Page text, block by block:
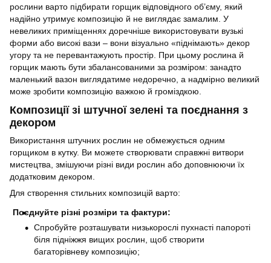
рослини варто підбирати горщик відповідного об’єму, який
надійно утримує композицію й не виглядає замалим. У
невеликих приміщеннях доречніше використовувати вузькі
форми або високі вази – вони візуально «піднімають» декор
угору та не перевантажують простір. При цьому рослина й
горщик мають бути збалансованими за розміром: занадто
маленький вазон виглядатиме недоречно, а надмірно великий
може зробити композицію важкою й громіздкою.
Композиції зі штучної зелені та поєднання з
декором
Використання штучних рослин не обмежується одним
горщиком в кутку. Ви можете створювати справжні витвори
мистецтва, змішуючи різні види рослин або доповнюючи їх
додатковим декором.
Для створення стильних композицій варто:
Поєднуйте різні розміри та фактури:
Спробуйте розташувати низькорослі пухнасті папороті
біля підніжжя вищих рослин, щоб створити
багаторівневу композицію;